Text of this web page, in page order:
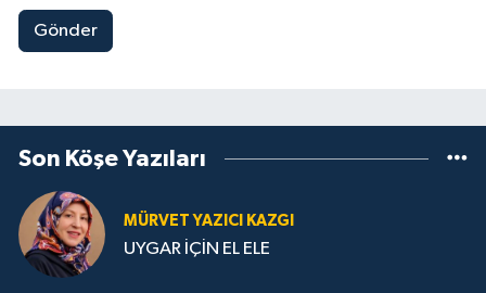
Gönder
Son Köşe Yazıları
MÜRVET YAZICI KAZGI
UYGAR İÇİN EL ELE